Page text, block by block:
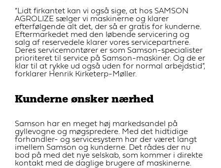
”Lidt firkantet kan vi også sige, at hos SAMSON
AGROLIZE sælger vi maskinerne og klarer
efterfølgende alt det, der så er gratis for kunderne.
Eftermarkedet med den løbende servicering og
salg af reservedele klarer vores servicepartnere.
Deres servicemontører er som Samson-specialister
prioriteret til service på Samson-maskiner. Og de er
klar til at rykke ud også uden for normal arbejdstid”,
forklarer Henrik Kirketerp-Møller.
Kunderne ønsker nærhed
Samson har en meget høj markedsandel på
gyllevogne og møgspredere. Med det hidtidige
forhandler- og servicesystem har der været langt
imellem Samson og kunderne. Det rådes der nu
bod på med det nye selskab, som kommer i direkte
kontakt med de daglige brugere af maskinerne.